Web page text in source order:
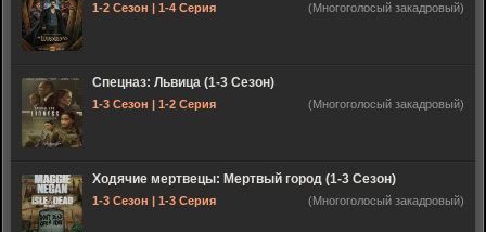
1-2 Сезон | 1-4 Серия (Многоголосый закадровый)
Спецназ: Львица (1-3 Сезон)
1-3 Сезон | 1-2 Серия (Многоголосый закадровый)
Ходячие мертвецы: Мертвый город (1-3 Сезон)
1-3 Сезон | 1-3 Серия (Многоголосый закадровый)